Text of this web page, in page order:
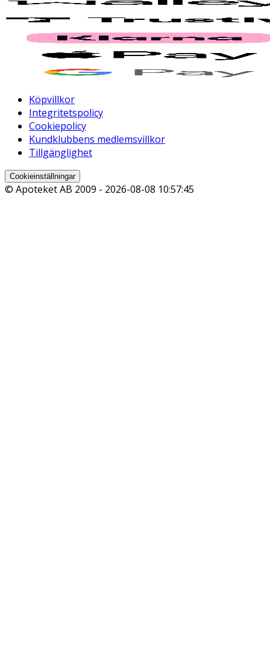
Köpvillkor
Integritetspolicy
Cookiepolicy
Kundklubbens medlemsvillkor
Tillgänglighet
Cookieinställningar
© Apoteket AB 2009 - 2026-08-08 10:57:45